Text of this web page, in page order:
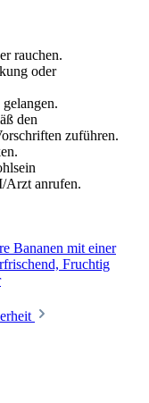
rauchen.
oder
den
zuführen.
anrufen.
Bananen mit einer
Fruchtig